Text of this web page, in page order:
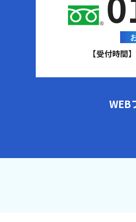
【受付時間】
WEB